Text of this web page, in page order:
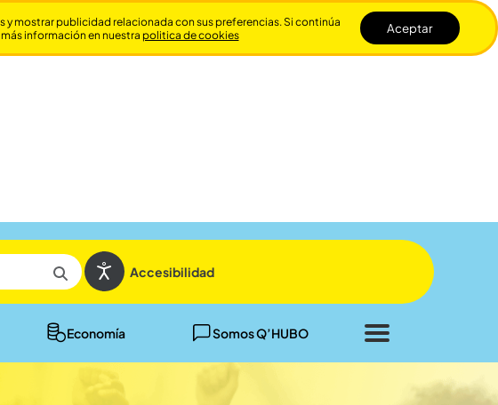
Accesibilidad
Economía Somos Q’HUBO
Cerrar
mostrar publicidad relacionada con sus preferencias. Si continúa
información en nuestra politica de cookies Aceptar